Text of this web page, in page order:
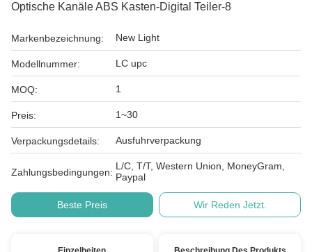
Optische Kanäle ABS Kasten-Digital Teiler-8
Markenbezeichnung: New Light
Modellnummer: LC upc
MOQ: 1
Preis: 1~30
Verpackungsdetails: Ausfuhrverpackung
Zahlungsbedingungen:
L/C, T/T, Western Union, MoneyGram,
Paypal
Beste Preis Wir Reden Jetzt.